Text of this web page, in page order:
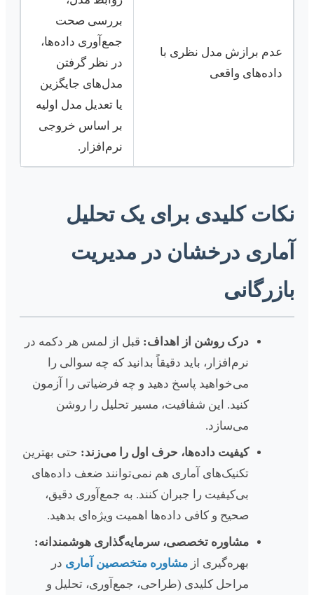
عدم برازش مدل نظری با
داده‌های واقعی
بررسی صحت
جمع‌آوری داده‌ها،
در نظر گرفتن
مدل‌های جایگزین
یا تعدیل مدل اولیه
بر اساس خروجی
نرم‌افزار.
نکات کلیدی برای یک تحلیل
آماری درخشان در مدیریت
بازرگانی
درک روشن از اهداف: قبل از لمس هر دکمه در
نرم‌افزار، باید دقیقاً بدانید که چه سوالی را
می‌خواهید پاسخ دهید و چه فرضیاتی را آزمون
کنید. این شفافیت، مسیر تحلیل را روشن
می‌سازد.
کیفیت داده‌ها، حرف اول را می‌زند: حتی بهترین
تکنیک‌های آماری هم نمی‌توانند ضعف داده‌های
بی‌کیفیت را جبران کنند. به جمع‌آوری دقیق،
صحیح و کافی داده‌ها اهمیت ویژه‌ای بدهید.
مشاوره تخصصی، سرمایه‌گذاری هوشمندانه:
بهره‌گیری از مشاوره متخصصین آماری در
مراحل کلیدی (طراحی، جمع‌آوری، تحلیل و